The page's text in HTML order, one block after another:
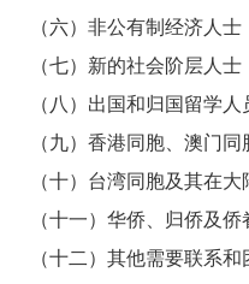
（六）非公有制经济人士
（七）新的社会阶层人士
（八）出国和归国留学人
（九）香港同胞、澳门同
（十）台湾同胞及其在大
（十一）华侨、归侨及侨
（十二）其他需要联系和